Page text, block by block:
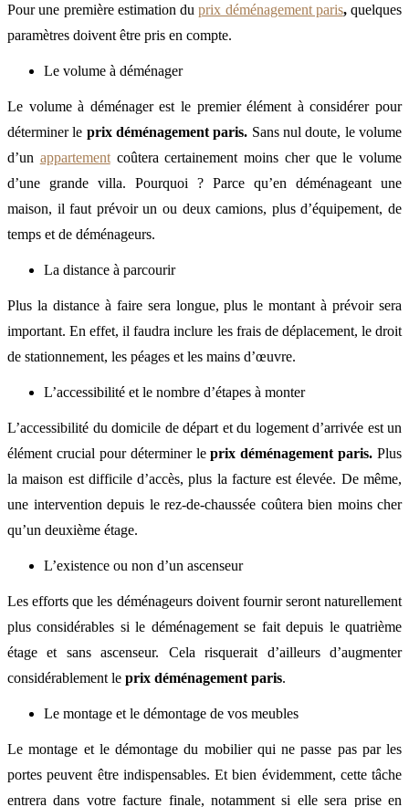
Pour une première estimation duprix déménagement paris, quelques
paramètres doivent être pris en compte.
Le volume à déménager
Le volume à déménager est le premier élément à considérer pour
déterminer le prix déménagement paris. Sans nul doute, le volume
d’un appartementcoûtera certainement moins cher que le volume
d’une grande villa. Pourquoi ? Parce qu’en déménageant une
maison, il faut prévoir un ou deux camions, plus d’équipement, de
temps et de déménageurs.
La distance à parcourir
Plus la distance à faire sera longue, plus le montant à prévoir sera
important. En effet, il faudra inclure les frais de déplacement, le droit
de stationnement, les péages et les mains d’œuvre.
L’accessibilité et le nombre d’étapes à monter
L’accessibilité du domicile de départ et du logement d’arrivée est un
élément crucial pour déterminer leprix déménagement paris. Plus
la maison est difficile d’accès, plus la facture est élevée. De même,
une intervention depuis le rez-de-chaussée coûtera bien moins cher
qu’un deuxième étage.
L’existence ou non d’un ascenseur
Les efforts que les déménageurs doivent fournir seront naturellement
plus considérables si le déménagement se fait depuis le quatrième
étage et sans ascenseur. Cela risquerait d’ailleurs d’augmenter
considérablement le prix déménagement paris.
Le montage et le démontage de vos meubles
Le montage et le démontage du mobilier qui ne passe pas par les
portes peuvent être indispensables. Et bien évidemment, cette tâche
entrera dans votre facture finale, notamment si elle sera prise en